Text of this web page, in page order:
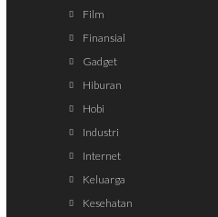
Film
Finansial
Gadget
Hiburan
Hobi
Industri
Internet
Keluarga
Kesehatan